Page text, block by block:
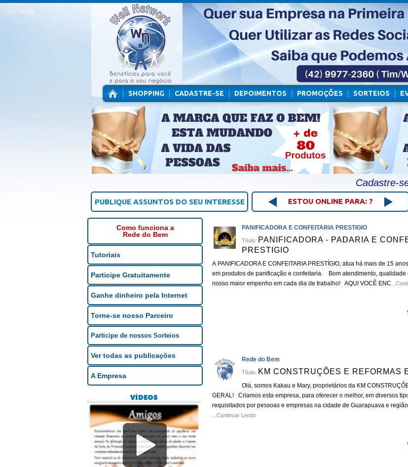
SHOPPING CADASTRE-SE DEPOIMENTOS PROMOÇÕES SORTEIOS
CONTATO
Cadastre-se
PUBLIQUE ASSUNTOS DO SEU INTERESSE ESTOU ONLINE PARA: ?
Como funciona a
Rede do Bem
Tutoriais
Participe Gratuitamente
Ganhe dinheiro pela Internet
Torne-se nosso Parceiro
Participe de nossos Sorteios
Ver todas as publicações
A Empresa
VÍDEOS
PANIFICADORA E CONFEITARIA PRESTIGIO
Título: PANIFICADORA - PADARIA E
PRESTIGIO
A PANIFICADORA E CONFEITARIA PRESTÍGIO, atua há mais de 15
em produtos de panificação e confeitaria. Bom atendimento, qualidade
nosso maior empenho em cada dia de trabalho! AQUI VOCÊ ENC
Rede do Bem
Título: KM CONSTRUÇÕES E REFORMAS
Olá, somos Kakau e Mary, proprietários da KM
GERAL! Criamos esta empresa, para oferecer o melhor, em diversos
requisitados por pessoas e empresas na cidade de Guarapuava e
...Continuar Lendo